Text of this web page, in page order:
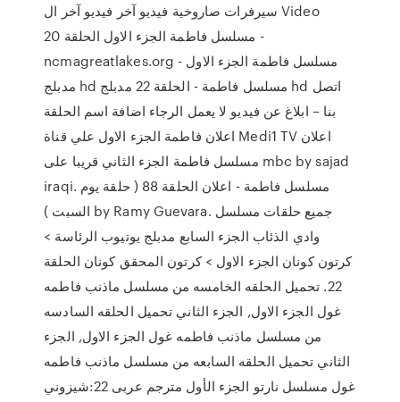
سيرفرات صاروخية فيديو آخر فيديو آخر ال Video
مسلسل فاطمة الجزء الاول الحلقة 20 -
ncmagreatlakes.org - مسلسل فاطمة الجزء الاول
مدبلج hd مسلسل فاطمة - الحلقة 22 مدبلج hd اتصل
بنا – ابلاغ عن فيديو لا يعمل الرجاء اضافة اسم الحلقة
اعلان فاطمة الجزء الاول علي قناة Medi1 TV اعلان
مسلسل فاطمة الجزء الثاني قريبا على mbc by sajad
iraqi. مسلسل فاطمة - اعلان الحلقة 88 ( حلقة يوم
السبت ) by Ramy Guevara. جميع حلقات مسلسل
وادي الذئاب الجزء السابع مدبلج يوتيوب الرئاسة >
كرتون كونان الجزء الاول > كرتون المحقق كونان الحلقة
22. تحميل الحلقه الخامسه من مسلسل ماذنب فاطمه
غول الجزء الاول, الجزء الثاني تحميل الحلقه السادسه
من مسلسل ماذنب فاطمه غول الجزء الاول, الجزء
الثاني تحميل الحلقه السابعه من مسلسل ماذنب فاطمه
غول مسلسل نارتو الجزء الأول مترجم عربى 22:شيزوني